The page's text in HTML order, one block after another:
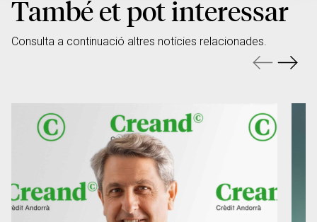
També et pot interessar
Consulta a continuació altres notícies relacionades.